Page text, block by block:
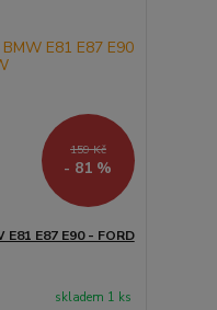
159 Kč
- 81 %
E87 E90 - FORD
skladem 1 ks